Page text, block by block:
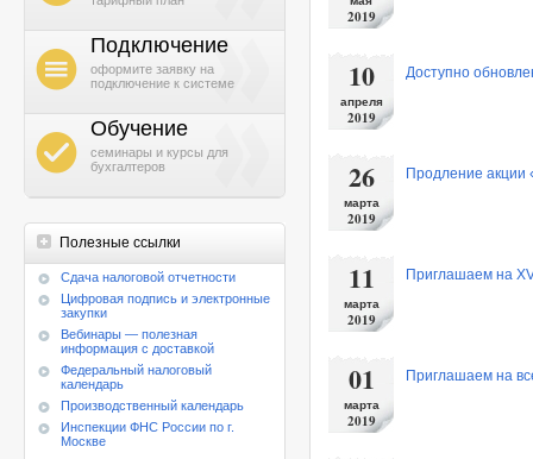
h
Подключение
оформите заявку на
подключение к системе
g
Обучение
семинары и курсы для
бухгалтеров
Полезные ссылки
Cдача налоговой отчетности
Цифровая подпись и электронные
закупки
Вебинары — полезная
информация с доставкой
Федеральный налоговый
календарь
Производственный календарь
Инспекции ФНС России по г.
Москве
2019
10
апреля
2019
Доступно
26
марта
2019
Продление акции
11
марта
2019
Приглашаем на
01
марта
2019
Приглашаем на